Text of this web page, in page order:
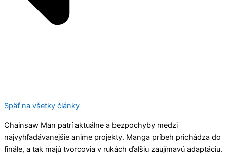
Späť na všetky články
Chainsaw Man patrí aktuálne a bezpochyby medzi
najvyhľadávanejšie anime projekty. Manga príbeh prichádza do
finále, a tak majú tvorcovia v rukách ďalšiu zaujímavú adaptáciu.